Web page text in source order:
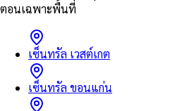
ตอนเฉพาะพื้นที่
เซ็นทรัล เวสต์เกต
เซ็นทรัล ขอนแก่น